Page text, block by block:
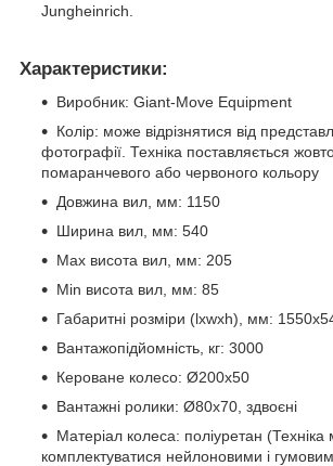
Jungheinrich.
Характеристики:
Виробник: Giant-Move Equipment
Колір: може відрізнятися від
фотографії. Техніка поставляється
помаранчевого або червоного кольору
Довжина вил, мм: 1150
Ширина вил, мм: 540
Мax висота вил, мм: 205
Мin висота вил, мм: 85
Габаритні розміри (lхwхh), мм:
Вантажопідйомність, кг: 3000
Кероване колесо: Ø200х50
Вантажні ролики: Ø80х70, здвоєні
Матеріал колеса: поліуретан
комплектуватися нейлоновими і